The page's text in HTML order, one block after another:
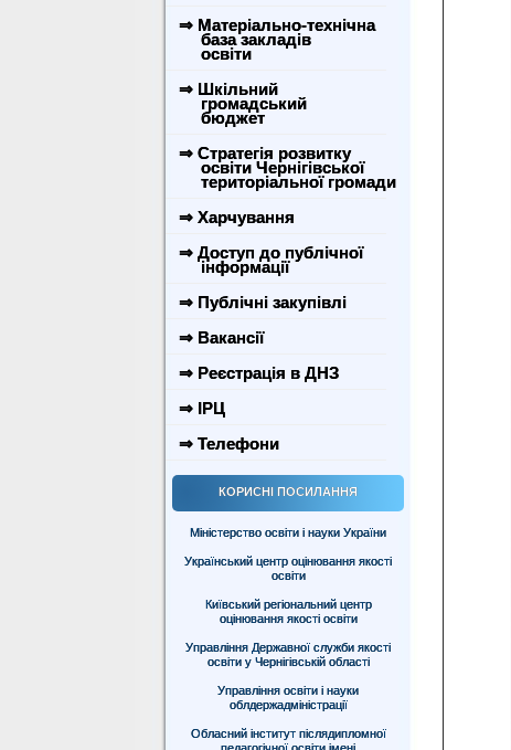
⇒ Матеріально-технічна
база закладів
освіти
⇒ Шкільний
громадський
бюджет
⇒ Стратегія розвитку
освіти Чернігівської
територіальної громади
⇒ Харчування
⇒ Доступ до публічної
інформації
⇒ Публічні закупівлі
⇒ Вакансії
⇒ Реєстрація в ДНЗ
⇒ ІРЦ
⇒ Телефони
КОРИСНІ ПОСИЛАННЯ
Міністерство освіти і науки України
Український центр оцінювання якості
освіти
Київський регіональний центр
оцінювання якості освіти
Управління Державної служби якості
освіти у Чернігівській області
Управління освіти і науки
облдержадміністрації
Обласний інститут післядипломної